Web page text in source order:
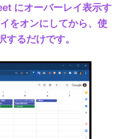
にオーバーレイ表示す
をオンにしてから、使
るだけです。